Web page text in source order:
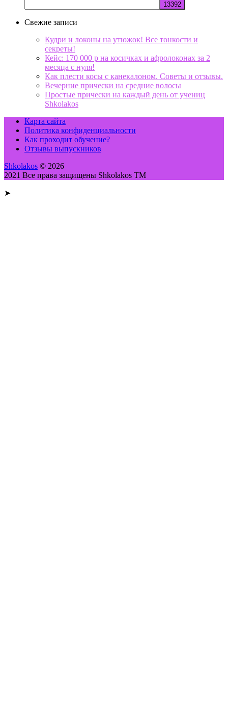
Свежие записи
Кудри и локоны на утюжок! Все тонкости и
секреты!
Кейс: 170 000 р на косичках и афролоконах за 2
месяца с нуля!
Как плести косы с канекалоном. Советы и отзывы.
Вечерние прически на средние волосы
Простые прически на каждый день от учениц
Shkolakos
Карта сайта
Политика конфиденциальности
Как проходит обучение?
Отзывы выпускников
Shkolakos © 2026
2021 Все права защищены Shkolakos TM
➤